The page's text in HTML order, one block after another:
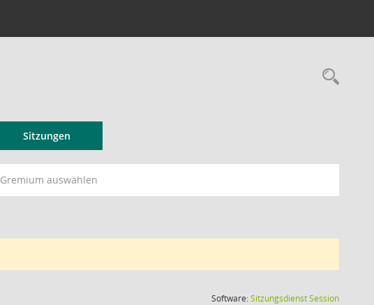
Sitzungen
Gremium auswählen
Software:SitzungsdienstSession(Wird in